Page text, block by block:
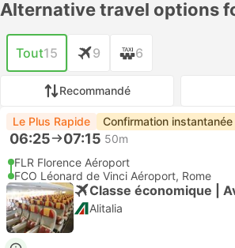
Alternative travel options
Tout15 9 6
Recommandé
Le Plus Rapide Confirmation instantanée
06:25 07:15 50m
FLR Florence Aéroport
FCO Léonard de Vinci Aéroport, Rome
Classe économique |
Alitalia